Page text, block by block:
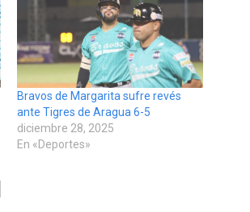
Bravos de Margarita sufre revés
ante Tigres de Aragua 6-5
diciembre 28, 2025
En «Deportes»